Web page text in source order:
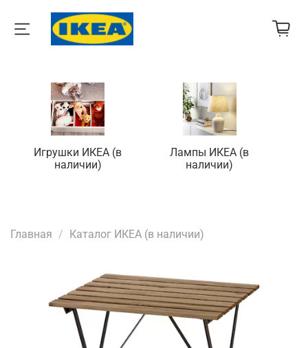
Игрушки ИКЕА (в
наличии)
Лампы ИКЕА (в
наличии)
Главная Каталог ИКЕА (в наличии)